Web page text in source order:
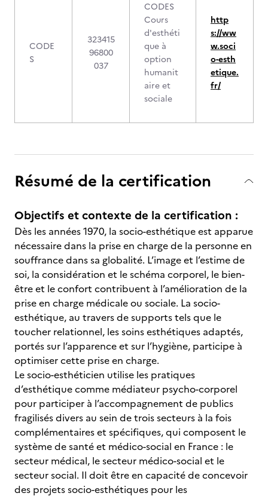
CODE
S
323415
96800
037
CODES
Cours
d'esthéti
que à
option
humanit
aire et
sociale
http
s://ww
w.soci
o-esth
etique.
fr/
Résumé de la certification
Objectifs et contexte de la certification :
Dès les années 1970, la socio-esthétique est apparue
nécessaire dans la prise en charge de la personne en
souffrance dans sa globalité. L’image et l’estime de
soi, la considération et le schéma corporel, le bien-
être et le confort contribuent à l’amélioration de la
prise en charge médicale ou sociale. La socio-
esthétique, au travers de supports tels que le
toucher relationnel, les soins esthétiques adaptés,
portés sur l’apparence et sur l’hygiène, participe à
optimiser cette prise en charge.
Le socio-esthéticien utilise les pratiques
d’esthétique comme médiateur psycho-corporel
pour participer à l’accompagnement de publics
fragilisés divers au sein de trois secteurs à la fois
complémentaires et spécifiques, qui composent le
système de santé et médico-social en France : le
secteur médical, le secteur médico-social et le
secteur social. Il doit être en capacité de concevoir
des projets socio-esthétiques pour les